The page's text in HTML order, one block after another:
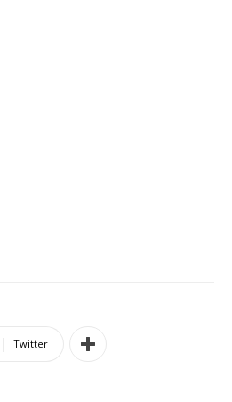
Twitter